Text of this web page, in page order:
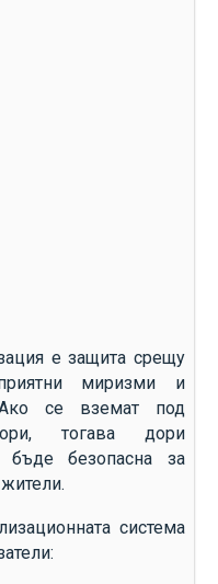
е защита срещу
миризми и
се вземат под
тогава дори
бъде безопасна за
система